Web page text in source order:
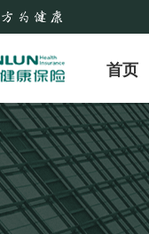
首页